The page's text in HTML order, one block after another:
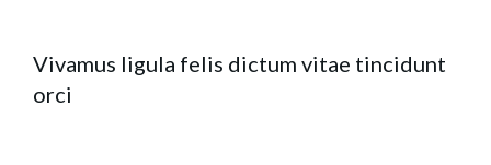
Vivamus ligula felis dictum vitae tincidunt
orci